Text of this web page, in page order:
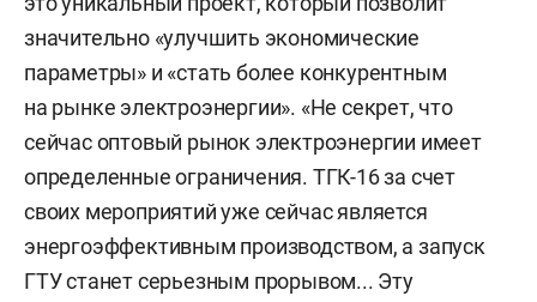
значительно «улучшить экономические
параметры» и «стать более конкурентным
на рынке электроэнергии». «Не секрет, что
сейчас оптовый рынок электроэнергии имеет
определенные ограничения. ТГК-16 за счет
своих мероприятий уже сейчас является
энергоэффективным производством, а запуск
ГТУ станет серьезным прорывом... Эту